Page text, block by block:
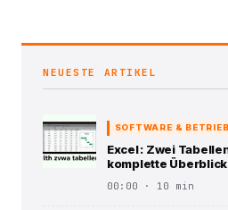
NEUESTE ARTIKEL
SOFTWARE &
Excel : Zwei
komplette
00:00 · 10 min